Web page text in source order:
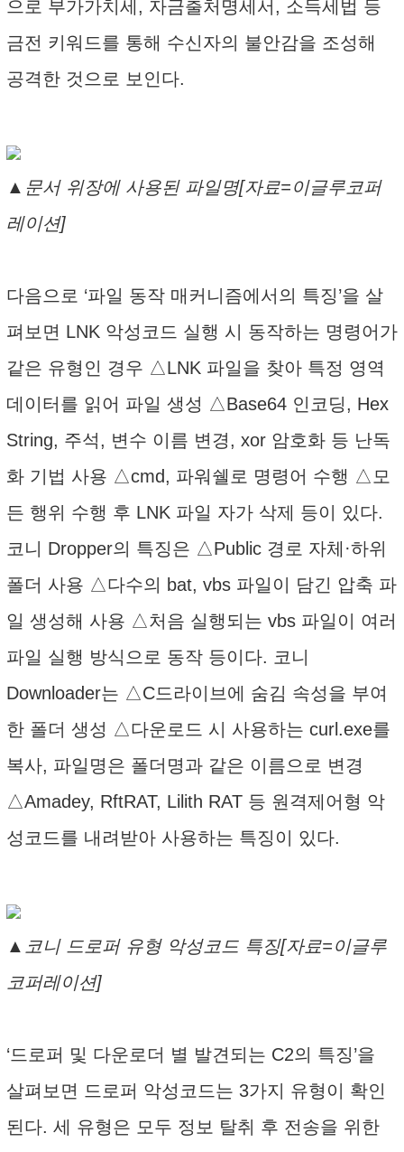
으로 부가가치세, 자금출처명세서, 소득세법 등
금전 키워드를 통해 수신자의 불안감을 조성해
공격한 것으로 보인다.
▲문서 위장에 사용된 파일명[자료=이글루코퍼
레이션]
다음으로 ‘파일 동작 매커니즘에서의 특징’을 살
펴보면 LNK 악성코드 실행 시 동작하는 명령어가
같은 유형인 경우 △LNK 파일을 찾아 특정 영역
데이터를 읽어 파일 생성 △Base64 인코딩, Hex
String, 주석, 변수 이름 변경, xor 암호화 등 난독
화 기법 사용 △cmd, 파워쉘로 명령어 수행 △모
든 행위 수행 후 LNK 파일 자가 삭제 등이 있다.
코니 Dropper의 특징은 △Public 경로 자체·하위
폴더 사용 △다수의 bat, vbs 파일이 담긴 압축 파
일 생성해 사용 △처음 실행되는 vbs 파일이 여러
파일 실행 방식으로 동작 등이다. 코니
Downloader는 △C드라이브에 숨김 속성을 부여
한 폴더 생성 △다운로드 시 사용하는 curl.exe를
복사, 파일명은 폴더명과 같은 이름으로 변경
△Amadey, RftRAT, Lilith RAT 등 원격제어형 악
성코드를 내려받아 사용하는 특징이 있다.
▲코니 드로퍼 유형 악성코드 특징[자료=이글루
코퍼레이션]
‘드로퍼 및 다운로더 별 발견되는 C2의 특징’을
살펴보면 드로퍼 악성코드는 3가지 유형이 확인
된다. 세 유형은 모두 정보 탈취 후 전송을 위한